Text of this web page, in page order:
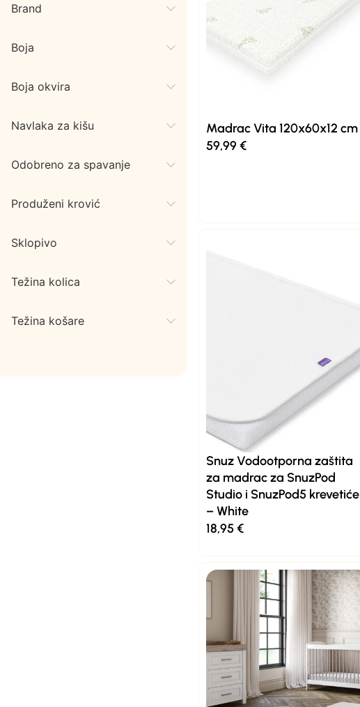
Brand
Boja
Boja okvira
Navlaka za kišu
Odobreno za spavanje
Produženi krović
Sklopivo
Težina kolica
Težina košare
Madrac Vita 120x60x12 cm
59,99€
Snuz Vodootporna zaštita
za madrac za SnuzPod
Studio i SnuzPod5 krevetiće
– White
18,95 €